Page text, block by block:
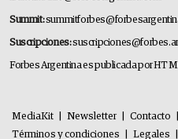
Summit:
Suscripciones:suscripciones@forbes.ar
Forbes Argentina es publicada por HT
MediaKit Newsletter Contacto
Términos y condiciones
Legales